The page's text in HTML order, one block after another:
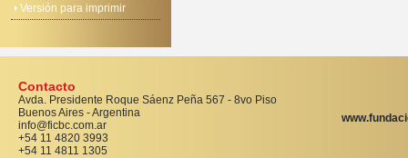
Versión para imprimir
Contacto
Avda. Presidente Roque Sáenz Peña 567 - 8vo Piso
Buenos Aires - Argentina
info@ficbc.com.ar
+54 11 4820 3993
+54 11 4811 1305